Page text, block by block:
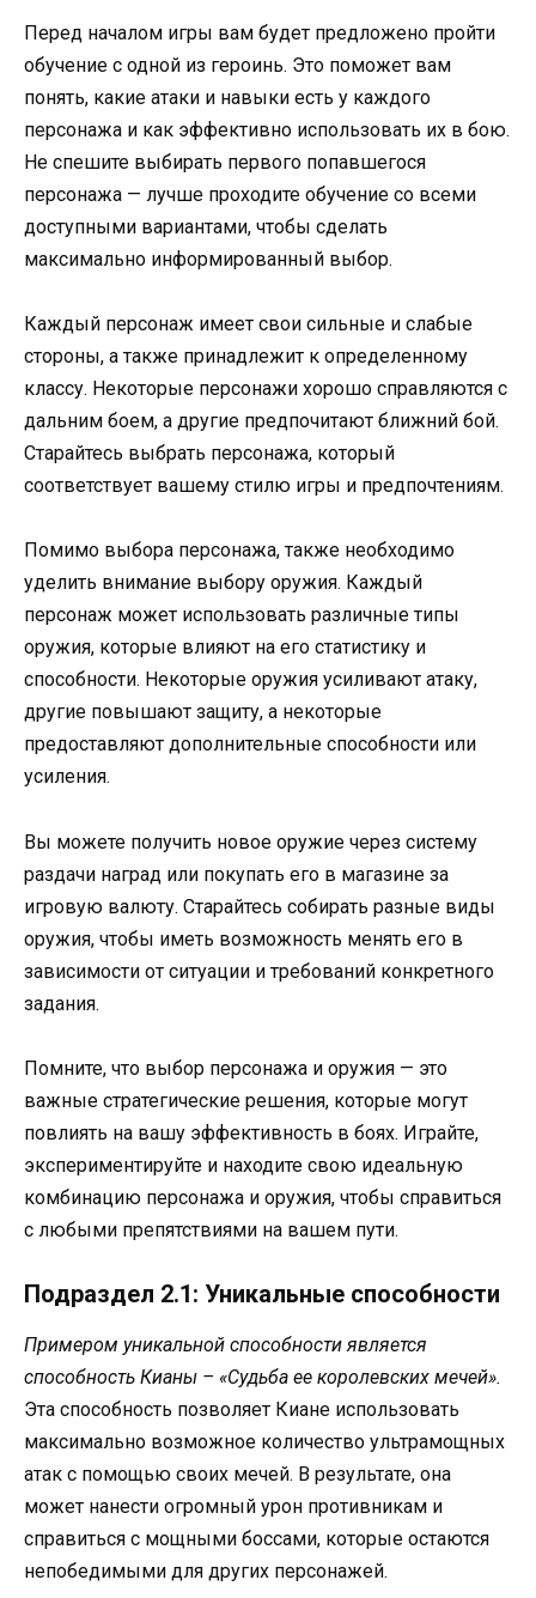
Перед началом игры вам будет предложено пройти
обучение с одной из героинь. Это поможет вам
понять, какие атаки и навыки есть у каждого
персонажа и как эффективно использовать их в бою.
Не спешите выбирать первого попавшегося
персонажа — лучше проходите обучение со всеми
доступными вариантами, чтобы сделать
максимально информированный выбор.
Каждый персонаж имеет свои сильные и слабые
стороны, а также принадлежит к определенному
классу. Некоторые персонажи хорошо справляются с
дальним боем, а другие предпочитают ближний бой.
Старайтесь выбрать персонажа, который
соответствует вашему стилю игры и предпочтениям.
Помимо выбора персонажа, также необходимо
уделить внимание выбору оружия. Каждый
персонаж может использовать различные типы
оружия, которые влияют на его статистику и
способности. Некоторые оружия усиливают атаку,
другие повышают защиту, а некоторые
предоставляют дополнительные способности или
усиления.
Вы можете получить новое оружие через систему
раздачи наград или покупать его в магазине за
игровую валюту. Старайтесь собирать разные виды
оружия, чтобы иметь возможность менять его в
зависимости от ситуации и требований конкретного
задания.
Помните, что выбор персонажа и оружия — это
важные стратегические решения, которые могут
повлиять на вашу эффективность в боях. Играйте,
экспериментируйте и находите свою идеальную
комбинацию персонажа и оружия, чтобы справиться
с любыми препятствиями на вашем пути.
Подраздел 2.1: Уникальные способности
Примером уникальной способности является
способность Кианы – «Судьба ее королевских мечей».
Эта способность позволяет Киане использовать
максимально возможное количество ультрамощных
атак с помощью своих мечей. В результате, она
может нанести огромный урон противникам и
справиться с мощными боссами, которые остаются
непобедимыми для других персонажей.